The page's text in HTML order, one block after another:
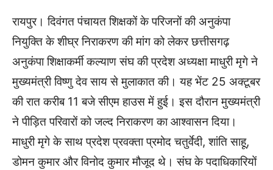
रायपुर। दिवंगत पंचायत शिक्षकों के परिजनों की अनुकंपा
नियुक्ति के शीघ्र निराकरण की मांग को लेकर छत्तीसगढ़
अनुकंपा शिक्षाकर्मी कल्याण संघ की प्रदेश अध्यक्षा माधुरी मृगे ने
मुख्यमंत्री विष्णु देव साय से मुलाकात की। यह भेंट 25 अक्टूबर
की रात करीब 11 बजे सीएम हाउस में हुई। इस दौरान मुख्यमंत्री
ने पीड़ित परिवारों को जल्द निराकरण का आश्वासन दिया।
माधुरी मृगे के साथ प्रदेश प्रवक्ता प्रमोद चतुर्वेदी, शांति साहू,
डोमन कुमार और विनोद कुमार मौजूद थे। संघ के पदाधिकारियों